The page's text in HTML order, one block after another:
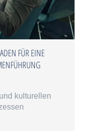
FÜR EINE
kulturellen